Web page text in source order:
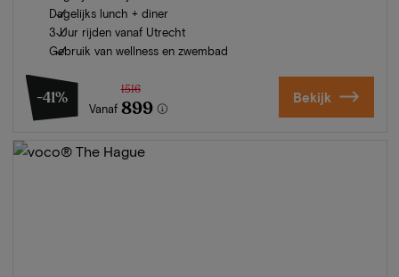
Dagelijks lunch + diner
3 Uur rijden vanaf Utrecht
Gebruik van wellness en zwembad
-41%
Vanaf
1516
899 Bekijk